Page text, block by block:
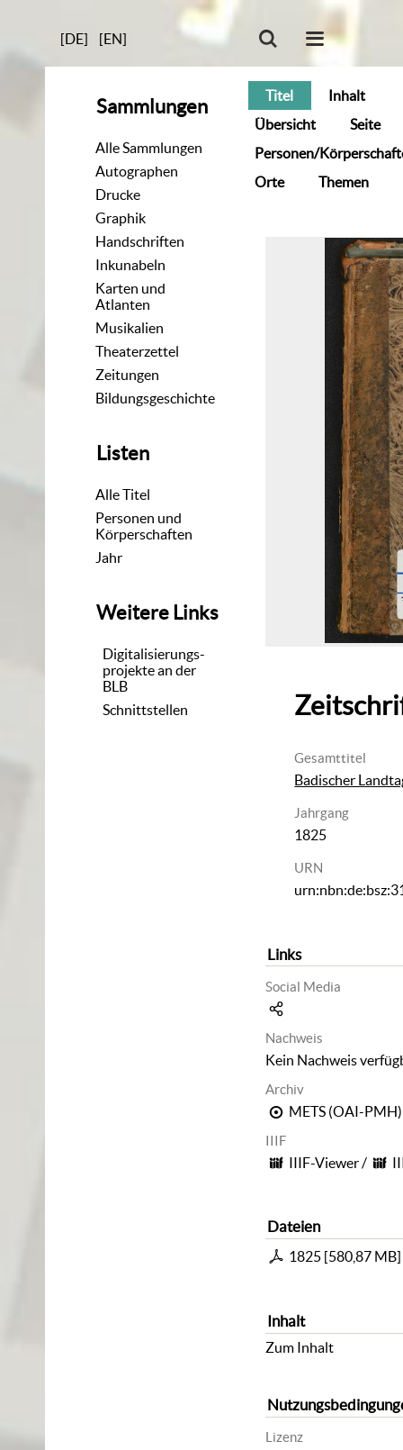
[DE] [EN]
Sammlungen
Alle Sammlungen
Autographen
Drucke
Graphik
Handschriften
Inkunabeln
Karten und
Atlanten
Musikalien
Theaterzettel
Zeitungen
Bildungsgeschichte
Listen
Alle Titel
Personen und
Körperschaften
Jahr
Weitere Links
Digitalisierungs-
projekte an der
BLB
Schnittstellen
Titel
Inhalt
Übersicht
Seite
Personen/
Orte
Themen
Gesamttitel
Badischer
Jahrgang
1825
URN
Links
Social Media
Nachweis
Kein Nachweis
Archiv
METS (OAI-PMH)
IIIF
IIIF-Viewer/
Dateien
1825[580,87 MB]
Inhalt
Zum Inhalt
Lizenz